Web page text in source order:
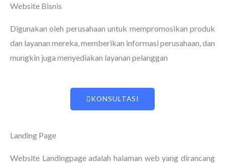
Website Bisnis
Digunakan oleh perusahaan untuk mempromosikan produk
dan layanan mereka, memberikan informasi perusahaan, dan
mungkin juga menyediakan layanan pelanggan
KONSULTASI
Landing Page
Website Landingpage adalah halaman web yang dirancang